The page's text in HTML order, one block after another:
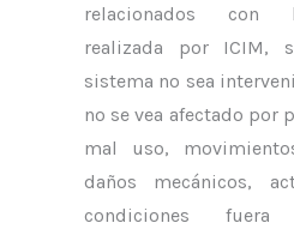
relacionados con
realizada por ICIM,
sistema no sea
no se vea afectado por
mal uso,
daños mecánicos,
condiciones